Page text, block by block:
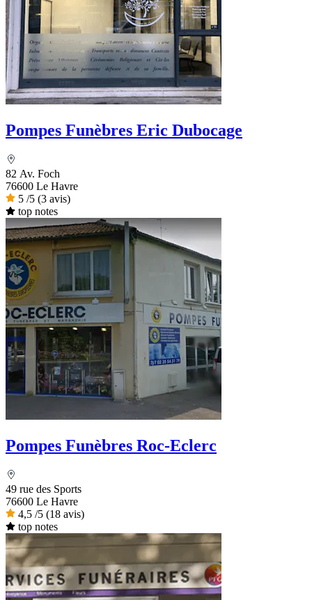
Pompes Funèbres Eric Dubocage
82 Av. Foch
76600 Le Havre
5 /5 (3 avis)
top notes
Pompes Funèbres Roc-Eclerc
49 rue des Sports
76600 Le Havre
4,5 /5 (18 avis)
top notes